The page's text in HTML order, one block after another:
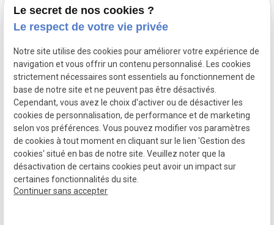
URGENCES SOIRS, WE ET JOURS
FÉRIÉS
En cas d'urgence en dehors des heures d'
ouverture du cabinet, n' hésitez pas à
contacter le service vet&go.
Contacter VET & GOopen_in_new
Mentions légales
Politique de confidentialité
Plan du site
>
Gestion des cookies
Le secret de nos cookies ?
Le respect de votre vie privée
Notre site utilise des cookies pour améliorer votre expérience de
navigation et vous offrir un contenu personnalisé. Les cookies
strictement nécessaires sont essentiels au fonctionnement de
base de notre site et ne peuvent pas être désactivés.
Cependant, vous avez le choix d'activer ou de désactiver les
cookies de personnalisation, de performance et de marketing
selon vos préférences. Vous pouvez modifier vos paramètres
de cookies à tout moment en cliquant sur le lien 'Gestion des
cookies' situé en bas de notre site. Veuillez noter que la
désactivation de certains cookies peut avoir un impact sur
certaines fonctionnalités du site.
Continuer sans accepter